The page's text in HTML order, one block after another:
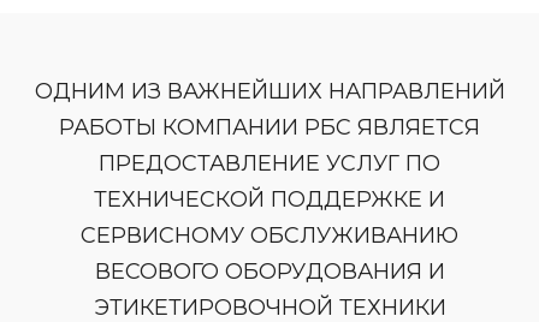
ОДНИМ ИЗ ВАЖНЕЙШИХ НАПРАВЛЕНИЙ
РАБОТЫ КОМПАНИИ РБС ЯВЛЯЕТСЯ
ПРЕДОСТАВЛЕНИЕ УСЛУГ ПО
ТЕХНИЧЕСКОЙ ПОДДЕРЖКЕ И
СЕРВИСНОМУ ОБСЛУЖИВАНИЮ
ВЕСОВОГО ОБОРУДОВАНИЯ И
ЭТИКЕТИРОВОЧНОЙ ТЕХНИКИ